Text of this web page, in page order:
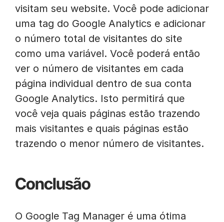
visitam seu website. Você pode adicionar
uma tag do Google Analytics e adicionar
o número total de visitantes do site
como uma variável. Você poderá então
ver o número de visitantes em cada
página individual dentro de sua conta
Google Analytics. Isto permitirá que
você veja quais páginas estão trazendo
mais visitantes e quais páginas estão
trazendo o menor número de visitantes.
Conclusão
O Google Tag Manager é uma ótima